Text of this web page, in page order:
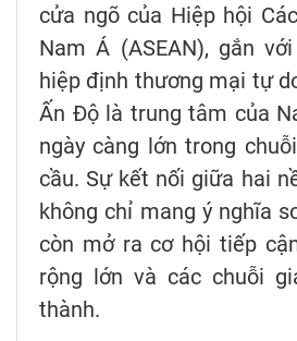
cửa ngõ của Hiệp hội
Nam Á (ASEAN), gắn
hiệp định thương mại tự
Ấn Độ là trung tâm của
ngày càng lớn trong
cầu. Sự kết nối giữa hai
không chỉ mang ý nghĩa
còn mở ra cơ hội tiếp
rộng lớn và các chuỗi
thành.